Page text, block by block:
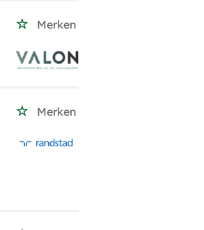
Merken
Merken